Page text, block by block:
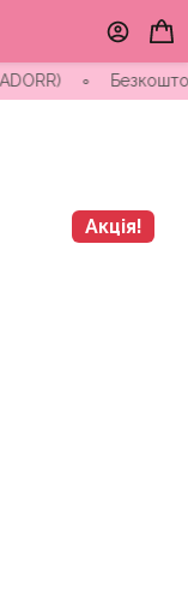
∘ Безкоштовна
Акція!